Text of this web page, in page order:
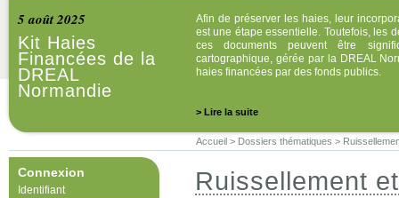
5 août 2025
Kit Haies
Financées de la
DREAL
Normandie
Afin de préserver les haies, leur
est une étape essentielle. Toutefois, les
ces documents peuvent être
cartographique, gérée par la DREAL
haies financées par des fonds publics.
> Lire la suite
Accueil > Dossiers thématiques >
Connexion
Identifiant Ruissellement